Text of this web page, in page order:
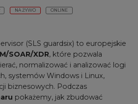
NA ŻYWO ONLINE
(SLS guardsix) to europejskie
SOAR/XDR, które pozwala
normalizować i analizować logi
systemów Windows i Linux,
biznesowych. Podczas
pokażemy, jak zbudować